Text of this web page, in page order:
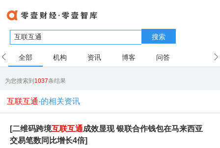
搜索
全部 机构 资讯 博客 问答
为您搜索到1037条结果
互联互通-的相关资讯
[二维码跨境互联互通成效显现 银联合作钱包在马来西亚
交易笔数同比增长4倍]